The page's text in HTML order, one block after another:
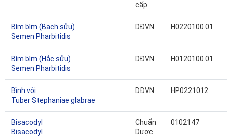
cấp
Bìm bìm (Bạch sửu)
Semen Pharbitidis
DĐVN H0220100.01
Bìm bìm (Hắc sửu)
Semen Pharbitidis
DĐVN H0120100.01
Bình vôi
Tuber Stephaniae glabrae
DĐVN HP0221012
Bisacodyl
Bisacodyl
Chuẩn
Dược
0102147